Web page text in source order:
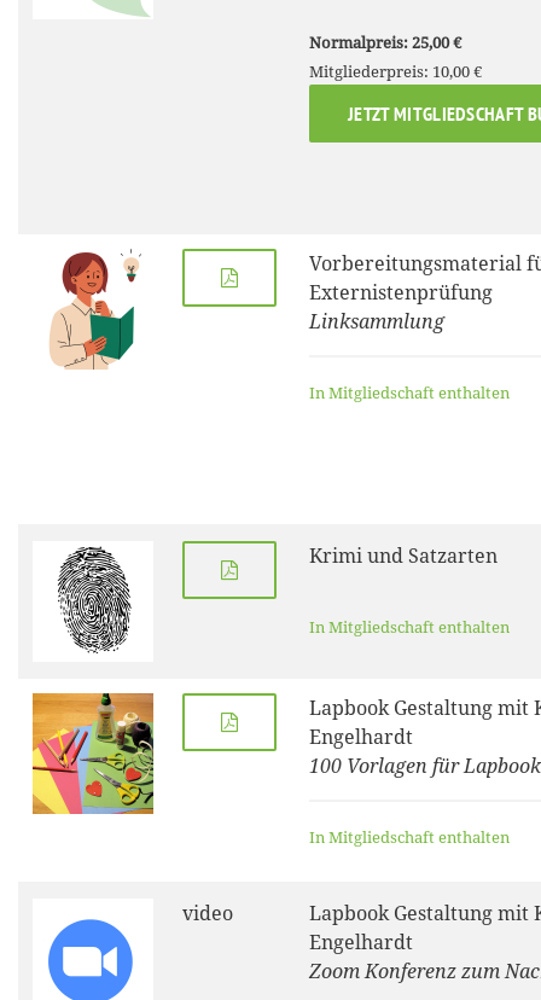
Normalpreis: 25,00 €
Mitgliederpreis: 10,00 €
JETZT MITGLIEDSCHAFT
Vorbereitungsmaterial
Externistenprüfung
Linksammlung
In Mitgliedschaft enthalten
Krimi und Satzarten
In Mitgliedschaft enthalten
Lapbook Gestaltung mit
Engelhardt
100 Vorlagen für
In Mitgliedschaft enthalten
video
Lapbook Gestaltung mit
Engelhardt
Zoom Konferenz zum